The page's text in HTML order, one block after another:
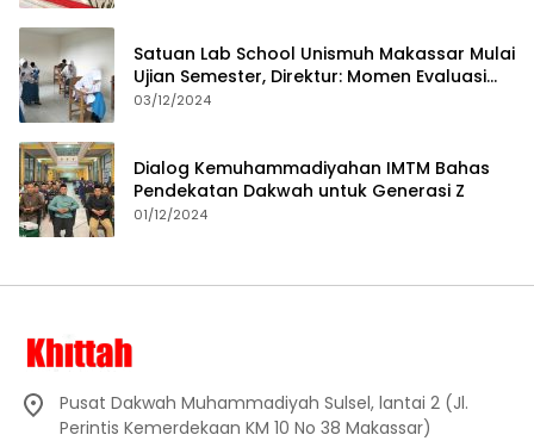
Satuan Lab School Unismuh Makassar Mulai
Ujian Semester, Direktur: Momen Evaluasi
Proses Pembelajaran
03/12/2024
Dialog Kemuhammadiyahan IMTM Bahas
Pendekatan Dakwah untuk Generasi Z
01/12/2024
Pusat Dakwah Muhammadiyah Sulsel, lantai 2 (Jl.
Perintis Kemerdekaan KM 10 No 38 Makassar)